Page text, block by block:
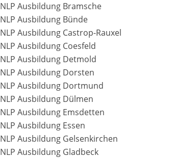
NLP Ausbildung Bramsche
NLP Ausbildung Bünde
NLP Ausbildung Castrop-Rauxel
NLP Ausbildung Coesfeld
NLP Ausbildung Detmold
NLP Ausbildung Dorsten
NLP Ausbildung Dortmund
NLP Ausbildung Dülmen
NLP Ausbildung Emsdetten
NLP Ausbildung Essen
NLP Ausbildung Gelsenkirchen
NLP Ausbildung Gladbeck